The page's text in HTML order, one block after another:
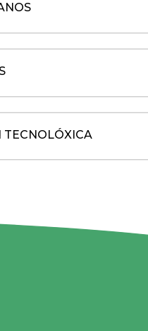
TECNOLÓXICA